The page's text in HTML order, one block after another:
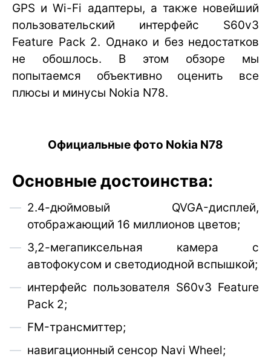
GPS и Wi-Fi адаптеры, а также новейший
пользовательский интерфейс S60v3
Feature Pack 2. Однако и без недостатков
не обошлось. В этом обзоре мы
попытаемся объективно оценить все
плюсы и минусы Nokia N78.
Официальные фото Nokia N78
Основные достоинства:
2.4-дюймовый QVGA-дисплей,
отображающий 16 миллионов цветов;
3,2-мегапиксельная камера с
автофокусом и светодиодной вспышкой;
интерфейс пользователя S60v3 Feature
Pack 2;
FM-трансмиттер;
навигационный сенсор Navi Wheel;